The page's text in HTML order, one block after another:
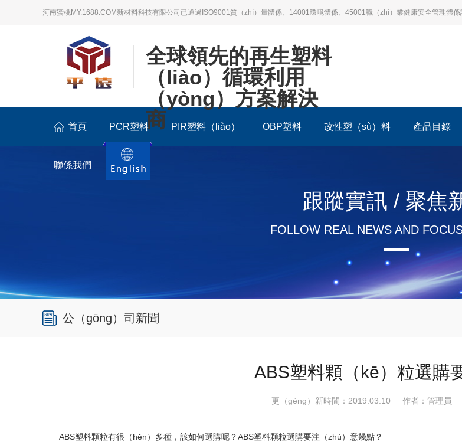
河南蜜桃MY.1688.COM新材料科技有限公司已通過ISO9001質（zhì）量體係、14001環境體係、45001職（zhí）業健康安全管理體
準認證；LCA生命周期認證。
全球領先的再生塑料
（liào）循環利用
（yòng）方案解決
商
首頁 PCR塑料 PIR塑料（liào） OBP塑料 改性塑（sù）料 產品目錄
聯係我們
跟蹤實訊 / 聚焦
FOLLOW REAL NEWS AND
公（gōng）司新聞
ABS塑料顆（kē）粒選購
更（gèng）新時間：2019.03.10 作者：管理員
ABS塑料顆粒有很（hěn）多種，該如何選購呢？ABS塑料顆粒選購要注（zhù）意幾點？